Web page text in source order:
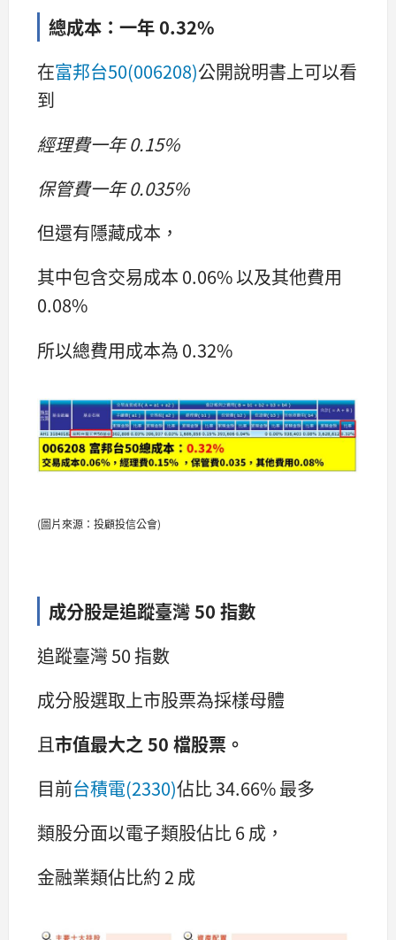
總成本：一年 0.32%
在富邦台50(006208)公開說明書上可以看
到
經理費一年 0.15%
保管費一年 0.035%
但還有隱藏成本，
其中包含交易成本 0.06% 以及其他費用
0.08%
所以總費用成本為 0.32%
(圖片來源：投顧投信公會)
成分股是追蹤臺灣 50 指數
追蹤臺灣 50 指數
成分股選取上市股票為採樣母體
且市值最大之 50 檔股票。
目前台積電(2330)佔比 34.66% 最多
類股分面以電子類股佔比 6 成，
金融業類佔比約 2 成